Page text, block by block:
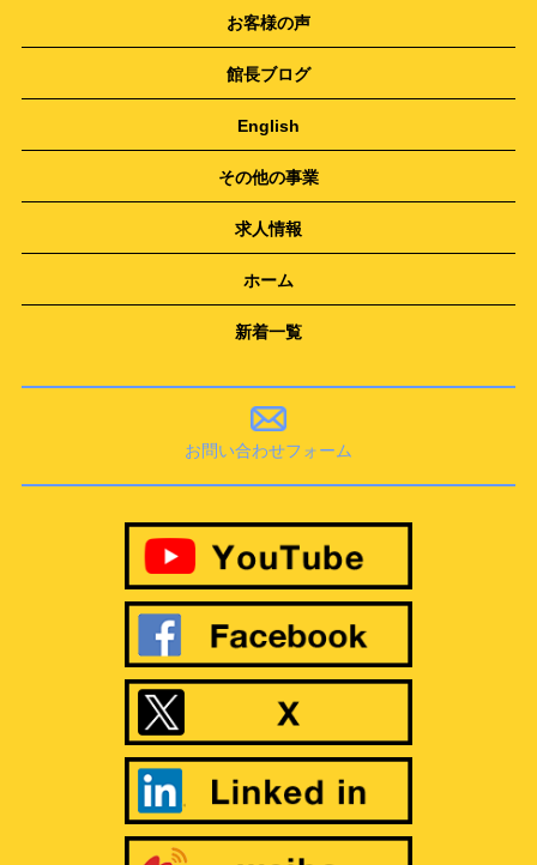
お客様の声
館長ブログ
English
その他の事業
求人情報
ホーム
新着一覧
お問い合わせフォーム